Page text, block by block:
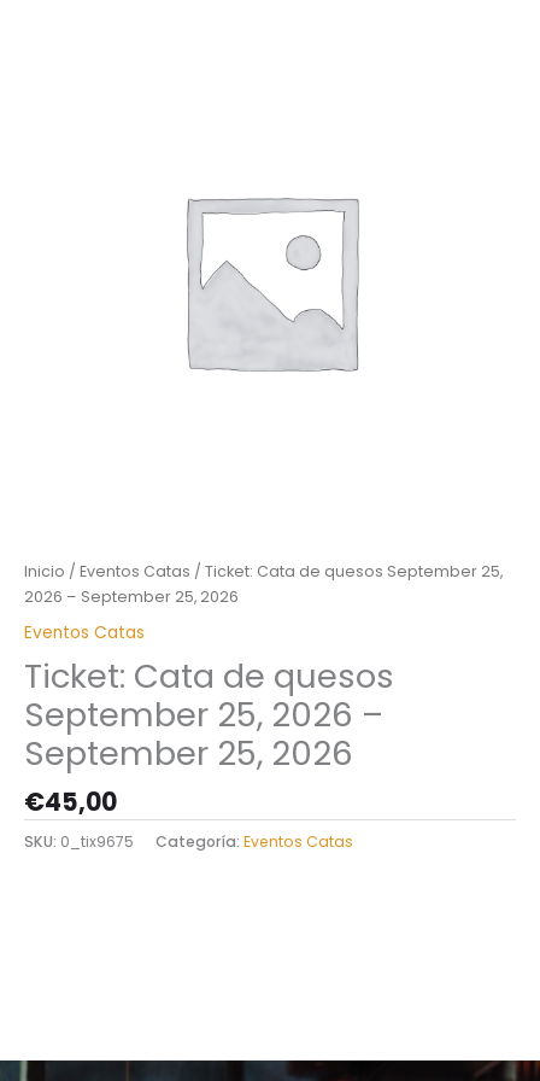
Inicio / Eventos Catas / Ticket: Cata de quesos September 25,
2026 – September 25, 2026
Eventos Catas
Ticket: Cata de quesos
September 25, 2026 –
September 25, 2026
€45,00
SKU: 0_tix9675 Categoría: Eventos Catas